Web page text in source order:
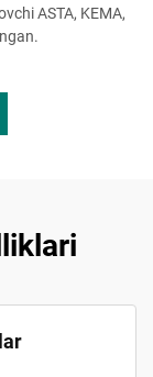
ASTA, KEMA,